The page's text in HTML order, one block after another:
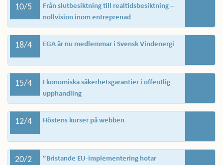
10/5
Från slutbesiktning till realtidsbesiktning –
nollvision inom entreprenad
18/4 EGA är nu medlemmar i Svensk Vindenergi
15/4
Ekonomiska säkerhetsgarantier i offentlig
upphandling
12/4 Höstens kurser på webben
20/2
”Bristande EU-implementering hotar